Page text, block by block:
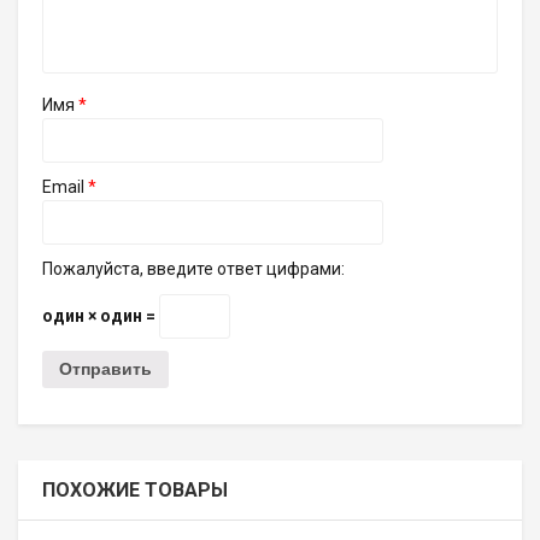
Имя *
Email *
Пожалуйста, введите ответ цифрами:
один × один =
ПОХОЖИЕ ТОВАРЫ